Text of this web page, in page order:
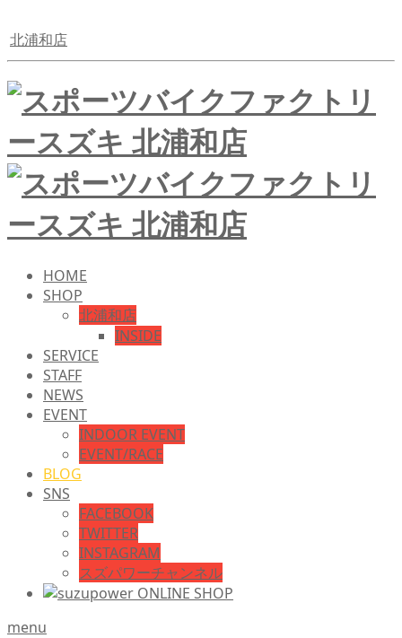
北浦和店
HOME
SHOP
北浦和店
INSIDE
SERVICE
STAFF
NEWS
EVENT
INDOOR EVENT
EVENT/RACE
BLOG
SNS
FACEBOOK
TWITTER
INSTAGRAM
スズパワーチャンネル
menu